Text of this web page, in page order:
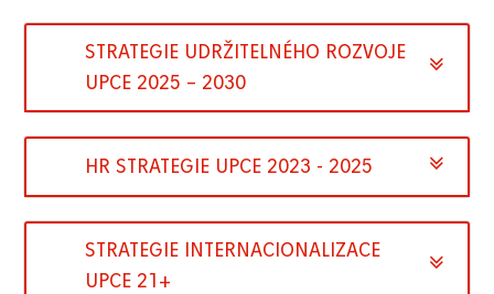
STRATEGIE UDRŽITELNÉHO ROZVOJE
UPCE 2025 – 2030
HR STRATEGIE UPCE 2023 - 2025
STRATEGIE INTERNACIONALIZACE
UPCE 21+